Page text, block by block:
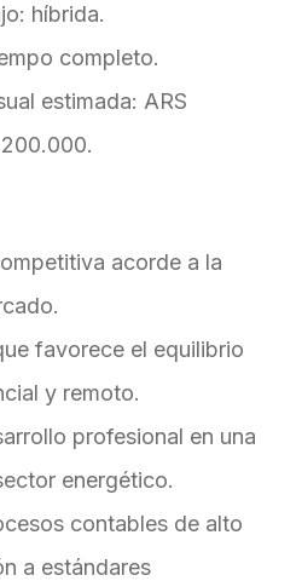
híbrida.
completo.
estimada: ARS
acorde a la
favorece el equilibrio
y remoto.
profesional en una
energético.
contables de alto
a estándares